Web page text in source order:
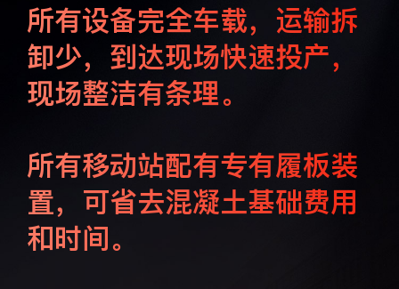
所有设备完全车载，运输拆
卸少，到达现场快速投产，
现场整洁有条理。
所有移动站配有专有履板装
置，可省去混凝土基础费用
和时间。